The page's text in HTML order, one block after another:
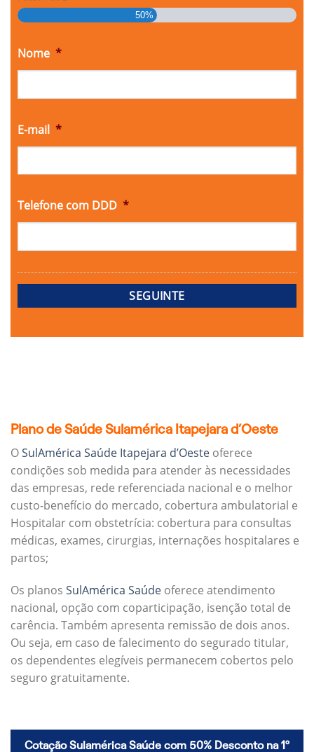
50%
Nome *
E-mail *
Telefone com DDD *
Plano de Saúde Sulamérica Itapejara d’Oeste
OSulAmérica Saúde Itapejara d’Oeste oferece
condições sob medida para atender às necessidades
das empresas, rede referenciada nacional e o melhor
custo-benefício do mercado, cobertura ambulatorial e
Hospitalar com obstetrícia: cobertura para consultas
médicas, exames, cirurgias, internações hospitalares e
partos;
Os planos SulAmérica Saúde oferece atendimento
nacional, opção com coparticipação, isenção total de
carência. Também apresenta remissão de dois anos.
Ou seja, em caso de falecimento do segurado titular,
os dependentes elegíveis permanecem cobertos pelo
seguro gratuitamente.
Cotação Sulamérica Saúde com 50% Desconto na 1º